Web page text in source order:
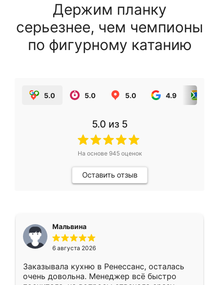
Держим планку
серьезнее, чем чемпионы
по фигурному катанию
5.0 5.0 5.0 4.9
5.0 из 5
На основе 945оценок
Оставить отзыв
Мальвина
6 августа 2026
Заказывала кухню в Ренессанс, осталась
очень довольна. Менеджер всё быстро